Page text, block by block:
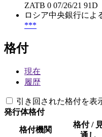
ZATB 0 07/26/21 91D
ロシア中央銀行によ
***
格付
現在
履歴
引き回された格付を表
発行体格付
格付機関
格付 /
通し